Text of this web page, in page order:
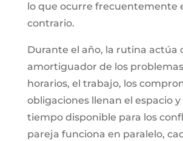
lo que ocurre frecuentemente
contrario.
Durante el año, la rutina actúa
amortiguador de los
horarios, el trabajo, los
obligaciones llenan el espacio
tiempo disponible para los
pareja funciona en paralelo,